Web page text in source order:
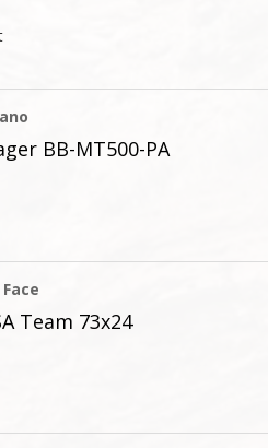
BB-MT500-PA
Team 73x24